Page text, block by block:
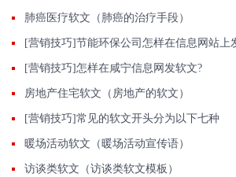
肺癌医疗软文（肺癌的治疗手段）
[营销技巧]怎样在咸宁信息网发软文?
房地产住宅软文（房地产的软文）
[营销技巧]常见的软文开头分为以下七种
暖场活动软文（暖场活动宣传语）
访谈类软文（访谈类软文模板）